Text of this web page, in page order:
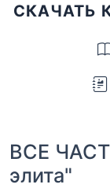
СКАЧАТЬ
ВСЕ
элита"